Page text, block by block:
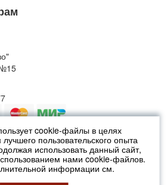
cookie-файлы в целях
пользовательского опыта
использовать данный сайт,
нами cookie-файлов.
информации см.
являются публичной офертой (ст.435 ГК
просьба уточнять в офисах продаж....